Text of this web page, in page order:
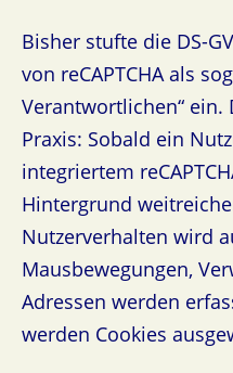
Bisher stufte die DS-
von reCAPTCHA als
Verantwortlichen“ ein.
Praxis: Sobald ein
integriertem
Hintergrund
Nutzerverhalten wird
Mausbewegungen,
Adressen werden
werden Cookies